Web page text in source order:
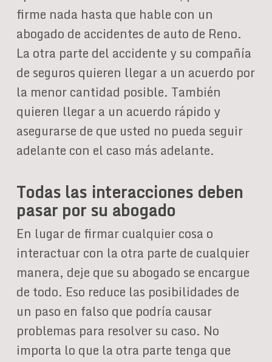
firme nada hasta que hable con un
abogado de accidentes de auto de Reno.
La otra parte del accidente y su compañía
de seguros quieren llegar a un acuerdo por
la menor cantidad posible. También
quieren llegar a un acuerdo rápido y
asegurarse de que usted no pueda seguir
adelante con el caso más adelante.
Todas las interacciones deben
pasar por su abogado
En lugar de firmar cualquier cosa o
interactuar con la otra parte de cualquier
manera, deje que su abogado se encargue
de todo. Eso reduce las posibilidades de
un paso en falso que podría causar
problemas para resolver su caso. No
importa lo que la otra parte tenga que